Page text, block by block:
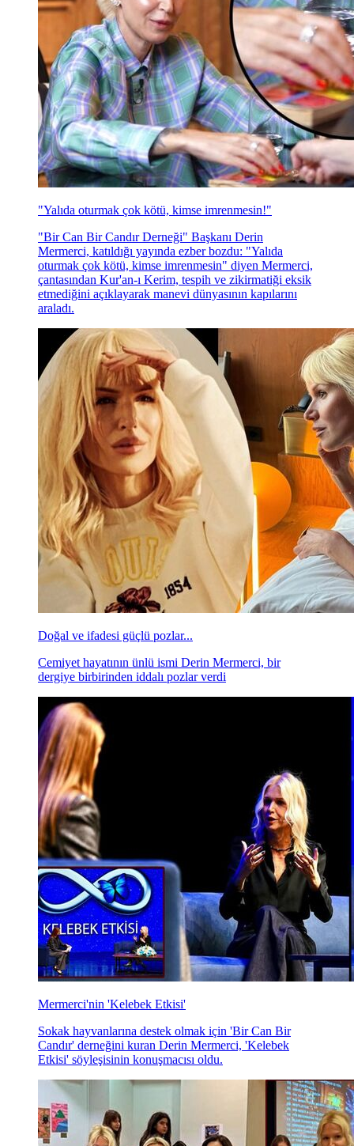
"Yalıda oturmak çok kötü, kimse imrenmesin!"
"Bir Can Bir Candır Derneği" Başkanı Derin
Mermerci, katıldığı yayında ezber bozdu: "Yalıda
oturmak çok kötü, kimse imrenmesin" diyen Mermerci,
çantasından Kur'an-ı Kerim, tespih ve zikirmatiği eksik
etmediğini açıklayarak manevi dünyasının kapılarını
araladı.
Doğal ve ifadesi güçlü pozlar...
Cemiyet hayatının ünlü ismi Derin Mermerci, bir
dergiye birbirinden iddalı pozlar verdi
Mermerci'nin 'Kelebek Etkisi'
Sokak hayvanlarına destek olmak için 'Bir Can Bir
Candır' derneğini kuran Derin Mermerci, 'Kelebek
Etkisi' söyleşisinin konuşmacısı oldu.